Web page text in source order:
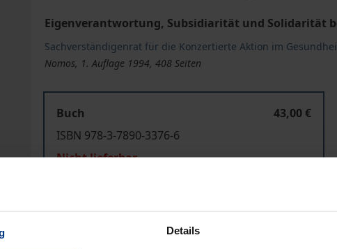
Details
Eigenverantwortung, Subsidiarität und Solidarität
Sachverständigenrat für die Konzertierte Aktion im
Nomos, 1. Auflage 1994, 408 Seiten
Buch
43,00 €
ISBN 978-3-7890-3376-6
Nicht lieferbar